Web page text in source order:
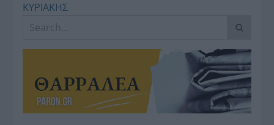
ΚΥΡΙΑΚΗΣ